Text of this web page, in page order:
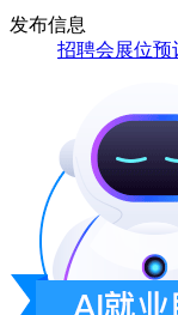
发布信息
招聘会展位预